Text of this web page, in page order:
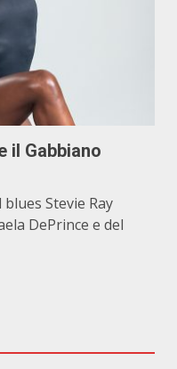
il Gabbiano
Stevie Ray
DePrince e del